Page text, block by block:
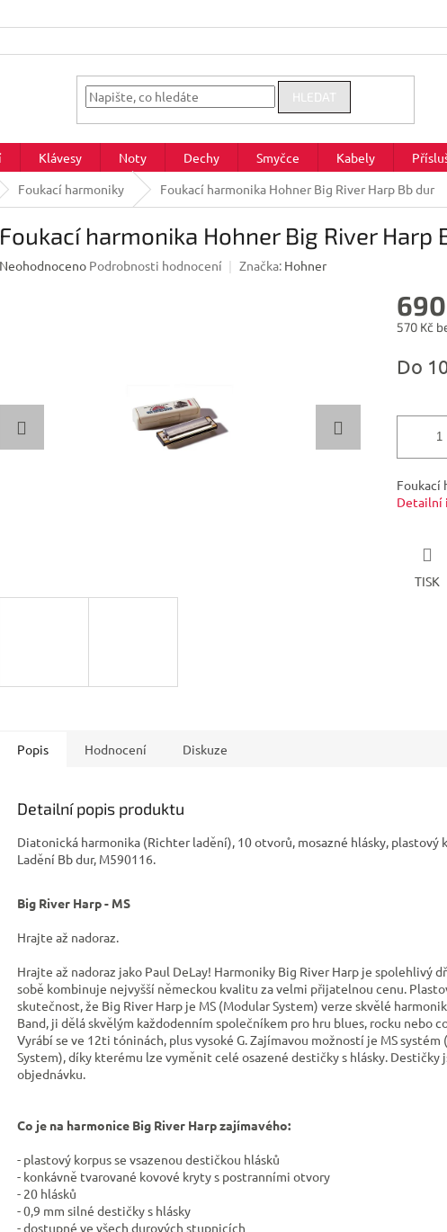
HLEDAT
Klávesy Noty Dechy Smyčce Kabely
Foukací harmoniky Foukací harmonika Hohner Big River Harp Bb dur
Foukací harmonika Hohner Big River Harp
Průměrné
Neohodnoceno Podrobnosti hodnocení Značka: Hohner
570 Kč
cena:
Do
Foukací
Detailní
TISK
Popis Hodnocení Diskuze
Detailní popis produktu
Diatonická harmonika (Richter ladění), 10 otvorů, mosazné hlásky, plastový
Ladění Bb dur, M590116.
Big River Harp - MS
Hrajte až nadoraz.
Hrajte až nadoraz jako Paul DeLay! Harmoniky Big River Harp je spolehlivý
sobě kombinuje nejvyšší německou kvalitu za velmi přijatelnou cenu.
skutečnost, že Big River Harp je MS (Modular System) verze skvělé
Band, ji dělá skvělým každodenním společníkem pro hru blues, rocku nebo
Vyrábí se ve 12ti tóninách, plus vysoké G. Zajímavou možností je MS systém
System), díky kterému lze vyměnit celé osazené destičky s hlásky. Destičky
objednávku.
Co je na harmonice Big River Harp zajímavého:
- plastový korpus se vsazenou destičkou hlásků
- konkávně tvarované kovové kryty s postranními otvory
- 20 hlásků
- 0,9 mm silné destičky s hlásky
- dostupné ve všech durových stupnicích